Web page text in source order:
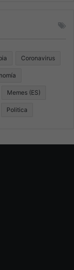
Coronavirus
Memes (ES)
Politica